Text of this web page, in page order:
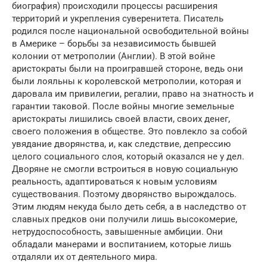
биография) происходили процессы расширения
территорий и укрепления суверенитета. Писатель
родился после национальной освободительной войны
в Америке – борьбы за независимость бывшей
колонии от метрополии (Англии). В этой войне
аристократы были на проигравшей стороне, ведь они
были лояльны к королевской метрополии, которая и
даровала им привилегии, регалии, право на знатность и
гарантии таковой. После войны многие земельные
аристократы лишились своей власти, своих денег,
своего положения в обществе. Это повлекло за собой
увядание дворянства, и, как следствие, депрессию
целого социального слоя, который оказался не у дел.
Дворяне не смогли встроиться в новую социальную
реальность, адаптироваться к новым условиям
существования. Поэтому дворянство вырождалось.
Этим людям некуда было деть себя, а в наследство от
славных предков они получили лишь высокомерие,
нетрудоспособность, завышенные амбиции. Они
обладали манерами и воспитанием, которые лишь
отдаляли их от деятельного мира.